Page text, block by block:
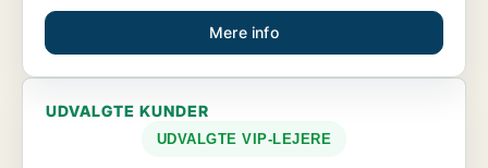
Mere info
UDVALGTE KUNDER
UDVALGTE VIP-LEJERE